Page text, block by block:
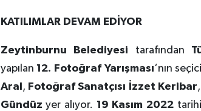
KATILIMLAR DEVAM EDİYOR
Zeytinburnu Belediyesi tarafından
yapılan 12. Fotoğraf Yarışması‘nın
Aral , Fotoğraf Sanatçısı İzzet Keribar,
Gündüz yer alıyor. 19 Kasım 2022